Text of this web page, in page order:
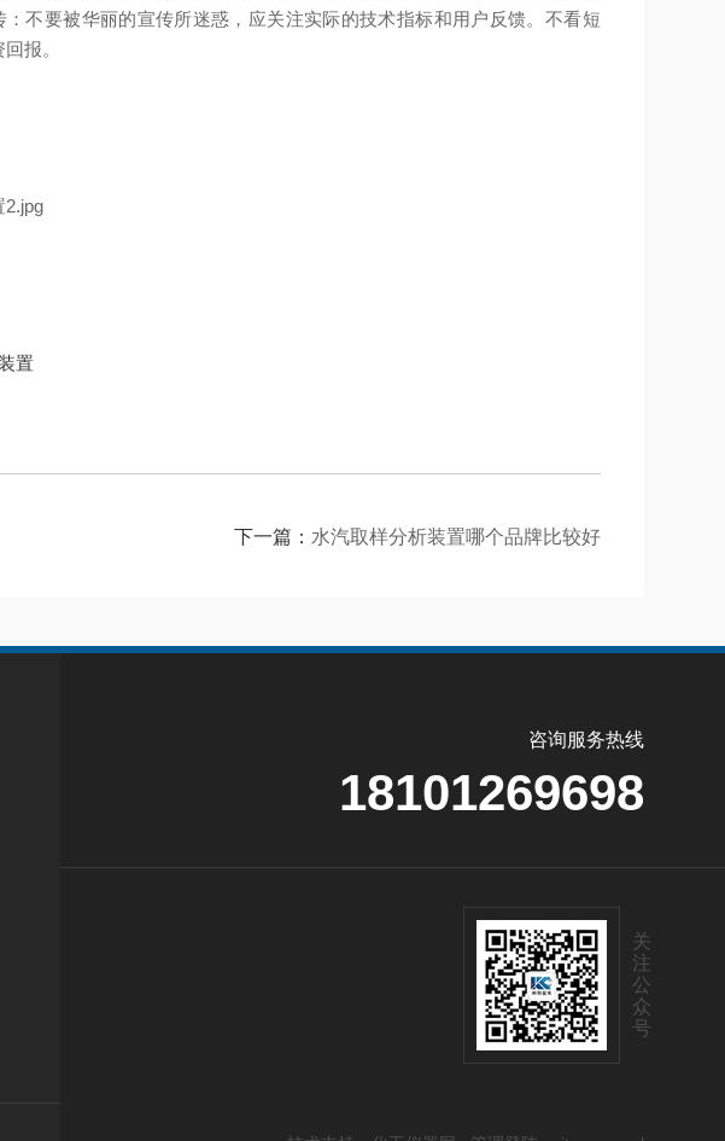
：不要被华丽的宣传所迷惑，应关注实际的技术指标和用户反馈。 不看短
报。
置
下一篇： 水汽取样分析装置哪个品牌比较好
咨询服务热线
18101269698
关
注
公
众
号